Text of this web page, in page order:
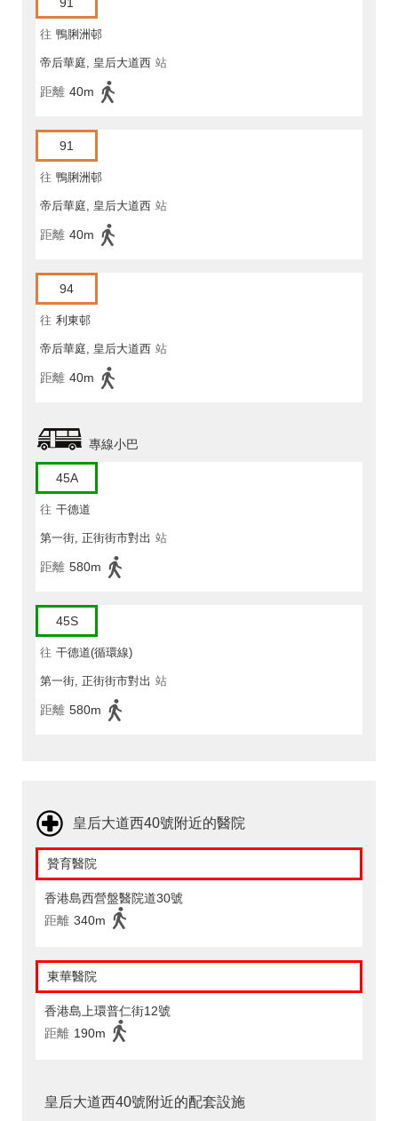
91
往 鴨脷洲邨
帝后華庭, 皇后大道西 站
距離 40m
91
往 鴨脷洲邨
帝后華庭, 皇后大道西 站
距離 40m
94
往 利東邨
帝后華庭, 皇后大道西 站
距離 40m
專線小巴
45A
往 干德道
第一街, 正街街市對出 站
距離 580m
45S
往 干德道(循環線)
第一街, 正街街市對出 站
距離 580m
皇后大道西40號附近的醫院
贊育醫院
香港島西營盤醫院道30號
距離 340m
東華醫院
香港島上環普仁街12號
距離 190m
皇后大道西40號附近的配套設施